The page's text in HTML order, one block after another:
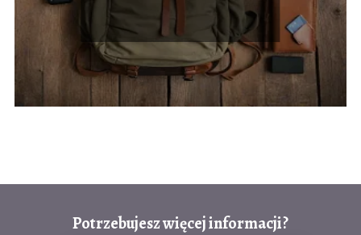
Potrzebujesz więcej informacji?